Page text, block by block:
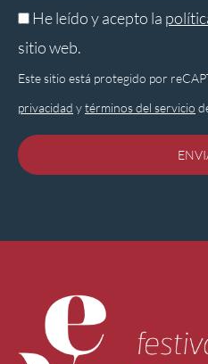
He leído y acepto la
sitio web.
Este sitio está protegido por
privacidad ytérminos del servicio